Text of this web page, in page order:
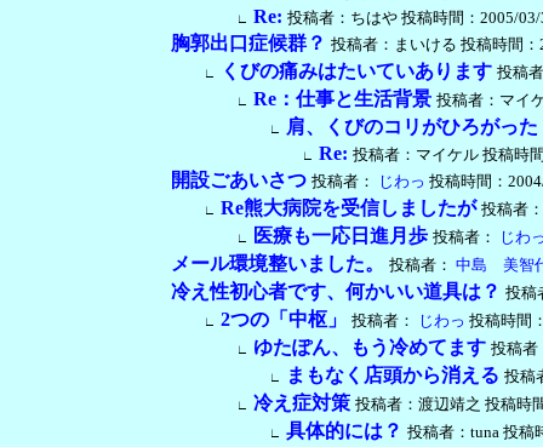
∟ Re: 投稿者：ちはや 投稿時間：2005/
胸郭出口症候群？ 投稿者：まいける 投稿時間
∟ くびの痛みはたいていあります 投稿
∟ Re：仕事と生活背景 投稿者：マイ
∟ 肩、くびのコリがひろがった
∟ Re: 投稿者：マイケル 投稿時
開設ごあいさつ 投稿者： じわっ 投稿時間：
∟ Re熊大病院を受信しましたが 投稿者：
∟ 医療も一応日進月歩 投稿者： じわ
メール環境整いました。 投稿者： 中島 美智
冷え性初心者です、何かいい道具は？ 投稿
∟ 2つの「中枢」 投稿者： じわっ 投稿時間
∟ ゆたぽん、もう冷めてます 投稿者
∟ まもなく店頭から消える 投稿
∟ 冷え症対策 投稿者：渡辺靖之 投稿時
∟ 具体的には？ 投稿者：tuna 投稿